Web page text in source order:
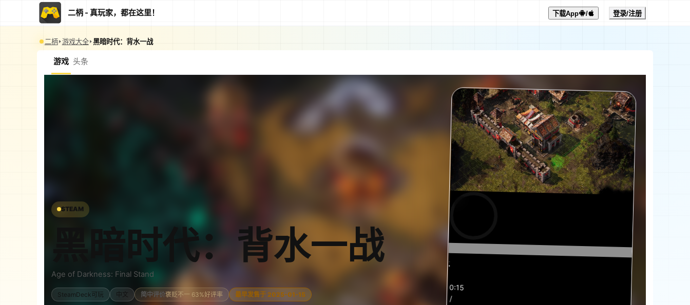
二柄 - 真玩家，都在这里！ 下载App / 登录/注册
二柄 游戏大全 黑暗时代：背水一战
游戏 头条
STEAM
黑暗时代：背水一战
Age of Darkness: Final Stand
SteamDeck可玩 中文 简中评价褒贬不一 63%好评率 最早发售于 2025-01-15
0:15
/
预
览